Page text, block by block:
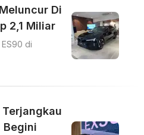
Di
2,1 Miliar
di
Begini